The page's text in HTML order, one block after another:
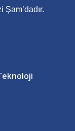
Şam’dadır.